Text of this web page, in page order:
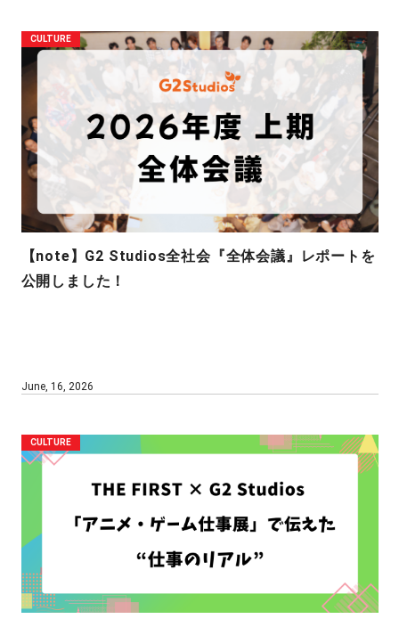
CULTURE
【note】G2 Studios全社会『全体会議』レポートを
公開しました！
June, 16, 2026
CULTURE